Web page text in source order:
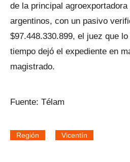
de la principal
argentinos, con un pasivo
$97.448.330.899, el juez que
tiempo dejó el expediente en
magistrado.
Fuente: Télam
Región Vicentín